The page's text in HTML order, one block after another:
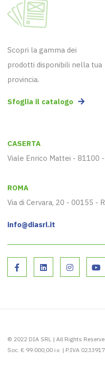
Scopri la gamma dei
prodotti disponibili nella tua
provincia.
Sfoglia il catalogo
CASERTA
Viale Enrico Mattei - 81100 -
ROMA
Via di Cervara, 20 - 00155 -
info@diasrl.it
© 2022 DIA SRL | All Rights
Soc. € 99.000,00 i.v. | P.IVA